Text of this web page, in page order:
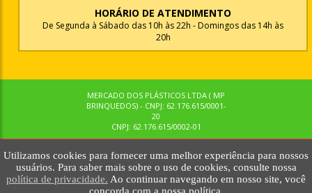
Utilizamos cookies para fornecer uma melhor experiência para nossos
usuários. Para saber mais sobre o uso de cookies, consulte nossa
política de privacidade. Ao continuar navegando em nosso site, você
HORÁRIO DE ATENDIMENTO
De Segunda à Sábado das 10h às 22h - Domingos das 14h às
20h
MERCADO DOS PLÁSTICOS LTDA ( MP
BRINQUEDOS) - CNPJ: 62.176.615/0001-
20
CNPJ: 62.176.615/0002-01
© MPBRINQUEDOS. TODOS OS DIREITOS RESERVADOS. MKTNOW